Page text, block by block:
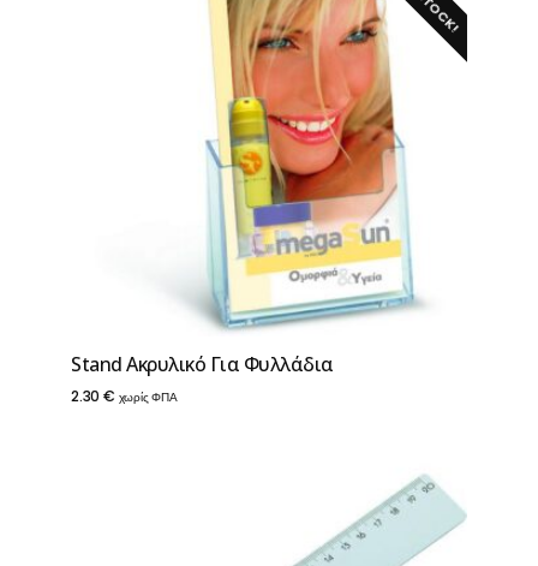
Stand Ακρυλικό Για Φυλλάδια
2.30 € χωρίς ΦΠΑ